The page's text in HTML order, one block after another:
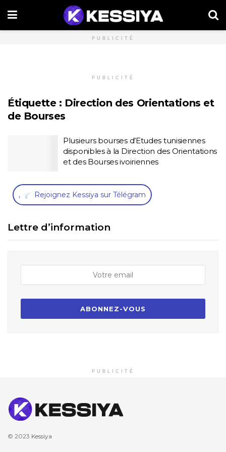
PUBLICITÉ
PUBLICITÉ
Étiquette : Direction des Orientations et
de Bourses
Plusieurs bourses d’Etudes tunisiennes
disponibles à la Direction des Orientations
et des Bourses ivoiriennes
, Rejoignez Kessiya sur Télégram
Lettre d’information
PUBLICITÉ
© 2023 Kessiya